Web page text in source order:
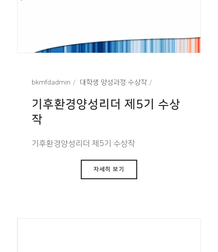
bkmfdadmin 대학생 양성과정 수상작
기후환경양성리더 제5기 수상
작
기후환경양성리더 제5기 수상작
자세히 보기